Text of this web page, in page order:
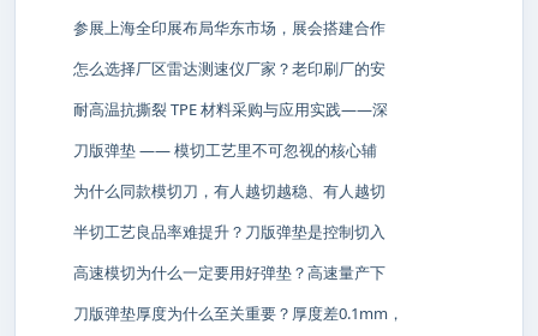
参展上海全印展布局华东市场，展会搭建合作
怎么选择厂区雷达测速仪厂家？老印刷厂的安
耐高温抗撕裂 TPE 材料采购与应用实践——深
刀版弹垫 —— 模切工艺里不可忽视的核心辅
为什么同款模切刀，有人越切越稳、有人越切
半切工艺良品率难提升？刀版弹垫是控制切入
高速模切为什么一定要用好弹垫？高速量产下
刀版弹垫厚度为什么至关重要？厚度差0.1mm，